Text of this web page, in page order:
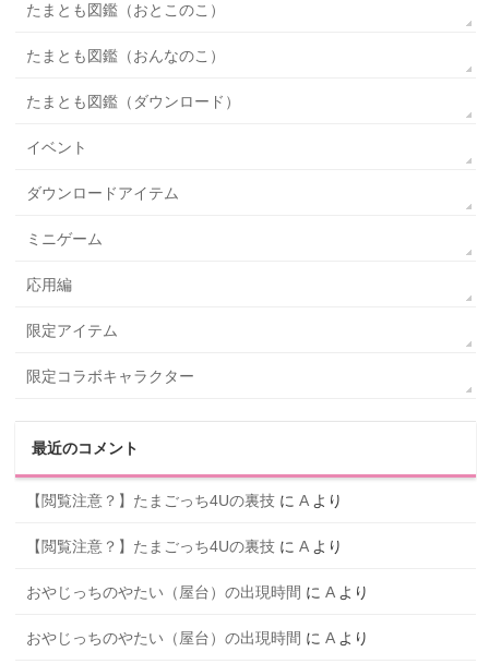
たまとも図鑑（おとこのこ）
たまとも図鑑（おんなのこ）
たまとも図鑑（ダウンロード）
イベント
ダウンロードアイテム
ミニゲーム
応用編
限定アイテム
限定コラボキャラクター
最近のコメント
【閲覧注意？】たまごっち4Uの裏技 にAより
【閲覧注意？】たまごっち4Uの裏技 にAより
おやじっちのやたい（屋台）の出現時間 にAより
おやじっちのやたい（屋台）の出現時間 にAより